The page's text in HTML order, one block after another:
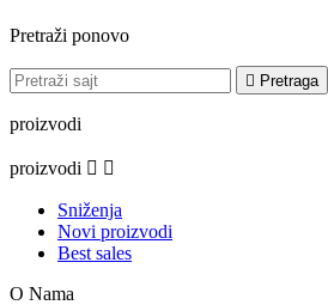
Pretraži ponovo
 Pretraga
proizvodi
proizvodi  
Sniženja
Novi proizvodi
Best sales
O Nama